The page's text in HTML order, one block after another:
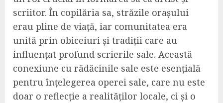
scriitor. În copilăria sa, străzile orașului
erau pline de viață, iar comunitatea era
unită prin obiceiuri și tradiții care au
influențat profund scrierile sale. Această
conexiune cu rădăcinile sale este esențială
pentru înțelegerea operei sale, care nu este
doar o reflecție a realităților locale, ci și o